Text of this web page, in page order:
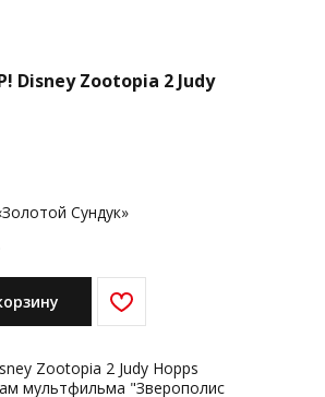
Disney Zootopia 2 Judy
Сундук»
Zootopia 2 Judy Hopps
мультфильма "Зверополис